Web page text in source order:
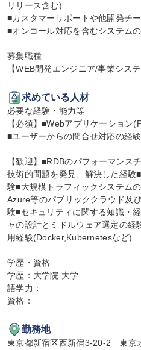
リリース含む)
■カスタマーサポートや他開発チ
■オンコール対応を含むシステム
募集職種
【WEB開発エンジニア/事業シス
求めている人材
必要な経験・能力等
【必須】■Webアプリケーション
■ユーザーからの問合せ対応の経験
【歓迎】■RDBのパフォーマンス
技術的問題を発見、解決した経
験■大規模トラフィックシステム
Azure等のパブリッククラウド及
験■セキュリティに関する知識・
ャの設計とミドルウェア選定の経
用経験(Docker,Kubernetesなど)
学歴・資格
学歴：大学院 大学
語学力：
資格：
勤務地
東京都新宿区西新宿3-20-2　東京